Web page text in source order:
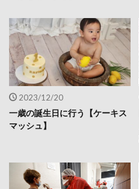
2023/12/20
一歳の誕生日に行う【ケーキス
マッシュ】